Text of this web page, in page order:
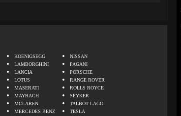
KOENIGSEGG
LAMBORGHINI
LANCIA
LOTUS
MASERATI
MAYBACH
MCLAREN
MERCEDES BENZ
NISSAN
PAGANI
PORSCHE
RANGE ROVER
ROLLS ROYCE
SPYKER
TALBOT LAGO
TESLA